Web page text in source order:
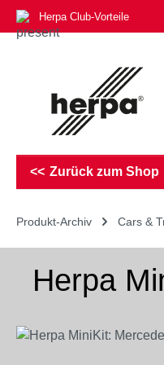
Hauptinhalt springen
Zur Suche springen
Zur Hauptnavigation
Herpa Club-Vorteile
Zurück zum Shop
Produkt-Archiv Cars &
Herpa
Bildergalerie